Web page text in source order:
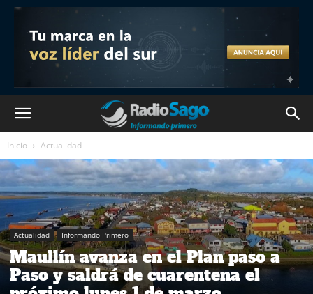
Inicio Actualidad
Actualidad Informando Primero
Maullín avanza en el Plan paso a
Paso y saldrá de cuarentena el